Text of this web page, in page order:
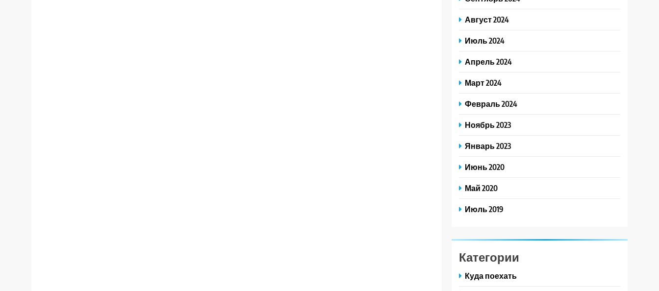
Август 2024
Июль 2024
Апрель 2024
Март 2024
Февраль 2024
Ноябрь 2023
Январь 2023
Июнь 2020
Май 2020
Июль 2019
Категории
Куда поехать